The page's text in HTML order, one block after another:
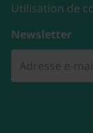
Utilisation de
Newsletter